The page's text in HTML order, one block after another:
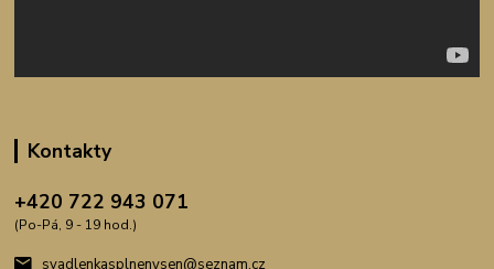
Kontakty
+420 722 943 071
(Po-Pá, 9 - 19 hod.)
svadlenkasplnenysen@seznam.cz